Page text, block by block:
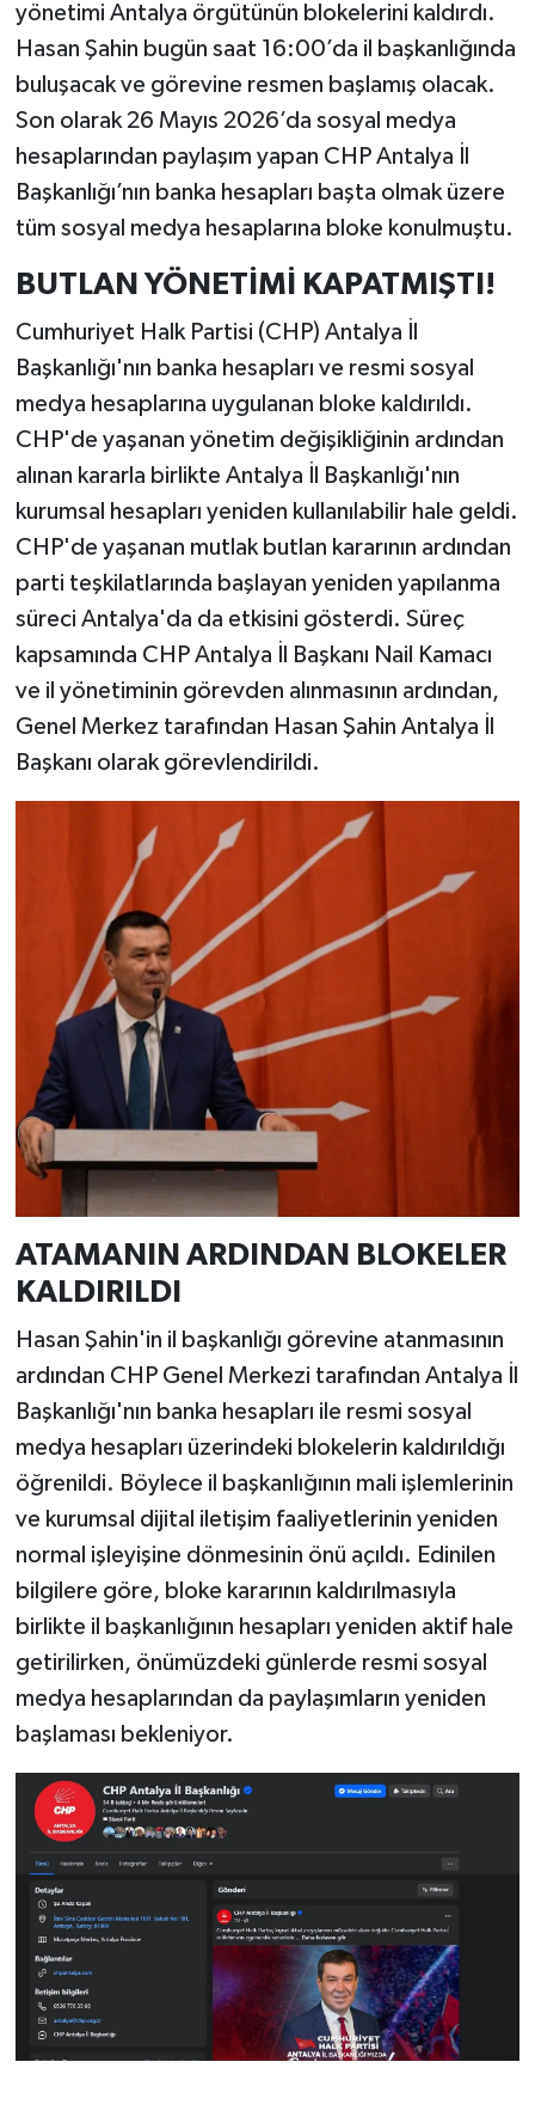
yönetimi Antalya örgütünün blokelerini kaldırdı.
Hasan Şahin bugün saat 16:00’da il başkanlığında
buluşacak ve görevine resmen başlamış olacak.
Son olarak 26 Mayıs 2026’da sosyal medya
hesaplarından paylaşım yapan CHP Antalya İl
Başkanlığı’nın banka hesapları başta olmak üzere
tüm sosyal medya hesaplarına bloke konulmuştu.
BUTLAN YÖNETİMİ KAPATMIŞTI!
Cumhuriyet Halk Partisi (CHP) Antalya İl
Başkanlığı'nın banka hesapları ve resmi sosyal
medya hesaplarına uygulanan bloke kaldırıldı.
CHP'de yaşanan yönetim değişikliğinin ardından
alınan kararla birlikte Antalya İl Başkanlığı'nın
kurumsal hesapları yeniden kullanılabilir hale geldi.
CHP'de yaşanan mutlak butlan kararının ardından
parti teşkilatlarında başlayan yeniden yapılanma
süreci Antalya'da da etkisini gösterdi. Süreç
kapsamında CHP Antalya İl Başkanı Nail Kamacı
ve il yönetiminin görevden alınmasının ardından,
Genel Merkez tarafından Hasan Şahin Antalya İl
Başkanı olarak görevlendirildi.
ATAMANIN ARDINDAN BLOKELER
KALDIRILDI
Hasan Şahin'in il başkanlığı görevine atanmasının
ardından CHP Genel Merkezi tarafından Antalya İl
Başkanlığı'nın banka hesapları ile resmi sosyal
medya hesapları üzerindeki blokelerin kaldırıldığı
öğrenildi. Böylece il başkanlığının mali işlemlerinin
ve kurumsal dijital iletişim faaliyetlerinin yeniden
normal işleyişine dönmesinin önü açıldı. Edinilen
bilgilere göre, bloke kararının kaldırılmasıyla
birlikte il başkanlığının hesapları yeniden aktif hale
getirilirken, önümüzdeki günlerde resmi sosyal
medya hesaplarından da paylaşımların yeniden
başlaması bekleniyor.